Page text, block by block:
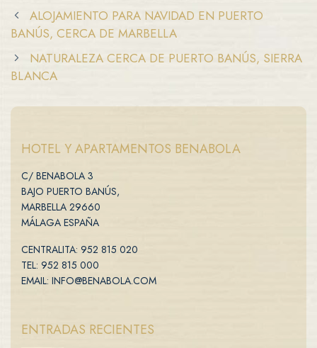
ALOJAMIENTO PARA NAVIDAD EN PUERTO
BANÚS, CERCA DE MARBELLA
NATURALEZA CERCA DE PUERTO BANÚS, SIERRA
BLANCA
HOTEL Y APARTAMENTOS BENABOLA
C/ BENABOLA 3
BAJO PUERTO BANÚS,
MARBELLA 29660
MÁLAGA ESPAÑA
CENTRALITA: 952 815 020
TEL: 952 815 000
EMAIL: INFO@BENABOLA.COM
ENTRADAS RECIENTES